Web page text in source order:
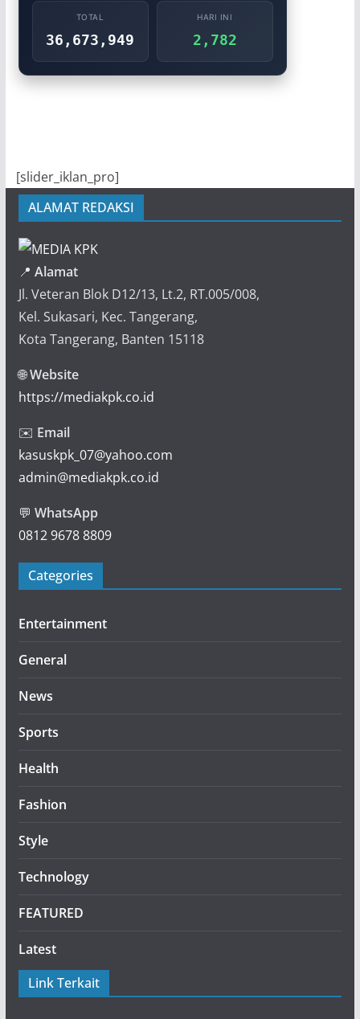
TOTAL
36,673,949
HARI INI
2,782
[slider_iklan_pro]
ALAMAT REDAKSI
📍 Alamat
Jl. Veteran Blok D12/13, Lt.2, RT.005/008,
Kel. Sukasari, Kec. Tangerang,
Kota Tangerang, Banten 15118
🌐Website
https://mediakpk.co.id
✉️ Email
kasuskpk_07@yahoo.com
admin@mediakpk.co.id
💬 WhatsApp
0812 9678 8809
Categories
Entertainment
General
News
Sports
Health
Fashion
Style
Technology
FEATURED
Latest
Link Terkait